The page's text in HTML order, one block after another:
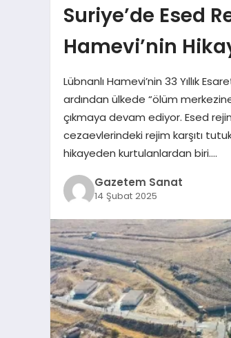
Suriye’de Esed
Hamevi’nin
Lübnanlı Hamevi’nin 33 Yıllık
ardından ülkede “ölüm
çıkmaya devam ediyor. Esed
cezaevlerindeki rejim karşıtı
hikayeden kurtulanlardan biri….
Gazetem Sanat
14 Şubat 2025